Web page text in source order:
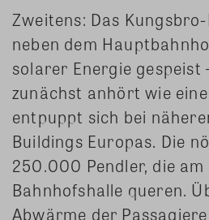
Zweitens: Das
neben dem
solarer Energie
zunächst anhört wie
entpuppt sich bei
Buildings Europas. Die
250.000 Pendler, die
Bahnhofshalle queren.
Abwärme der